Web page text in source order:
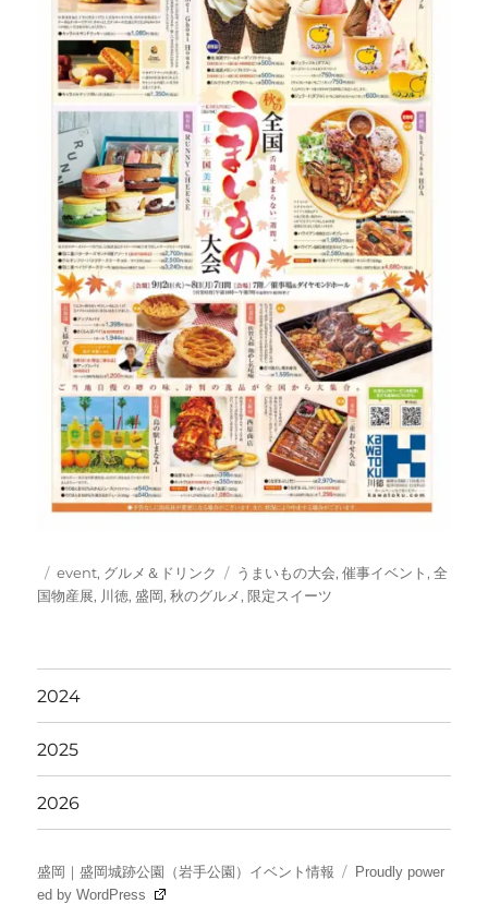
投
稿
カ
テ
event, グルメ＆ドリンク
タ
グ
うまいもの大会,催事イベント ,全
国物産展, 川徳,盛岡,秋のグルメ,限定スイーツ
2024
2025
2026
盛岡｜盛岡城跡公園（岩手公園）イベント情報
Proudly power
ed by WordPress